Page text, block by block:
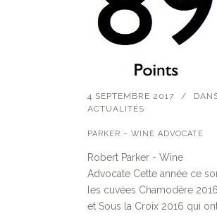
4 SEPTEMBRE 2017
ACTUALITÉS
PARKER – WINE ADVOCATE
Robert Parker - Wine
Advocate Cette année ce
les cuvées Chamodère 2016
et Sous la Croix 2016 qui